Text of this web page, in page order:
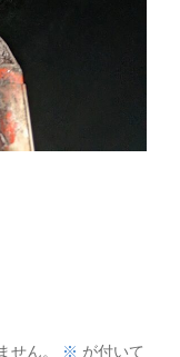
せん。 ※ が付いて